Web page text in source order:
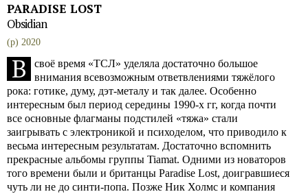
PARADISE LOST
Obsidian
(p) 2020
В
своё время «ТСЛ» уделяла достаточно большое
внимания всевозможным ответвлениями тяжёлого
рока: готике, думу, дэт-металу и так далее. Особенно
интересным был период середины 1990-х гг, когда почти
все основные флагманы подстилей «тяжа» стали
заигрывать с электроникой и психоделом, что приводило к
весьма интересным результатам. Достаточно вспомнить
прекрасные альбомы группы Tiamat. Одними из новаторов
того времени были и британцы Paradise Lost, доигравшиеся
чуть ли не до синти-попа. Позже Ник Холмс и компания